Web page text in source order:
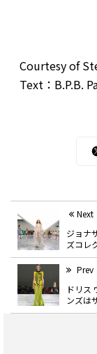
Courtesy of
Text：B.P.B.
Next
ジョナ
ズコレ
Prev
ドリス
ンズは